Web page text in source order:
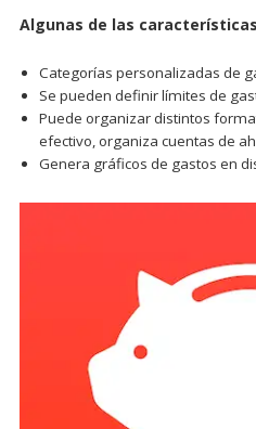
Algunas de las
Categorías personalizadas de
Se pueden definir límites de
Puede organizar distintos
efectivo, organiza cuentas de
Genera gráficos de gastos en